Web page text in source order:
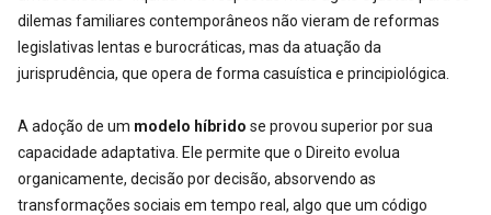
dilemas familiares contemporâneos não vieram de reformas
legislativas lentas e burocráticas, mas da atuação da
jurisprudência, que opera de forma casuística e principiológica.
A adoção de um modelo híbrido se provou superior por sua
capacidade adaptativa. Ele permite que o Direito evolua
organicamente, decisão por decisão, absorvendo as
transformações sociais em tempo real, algo que um código